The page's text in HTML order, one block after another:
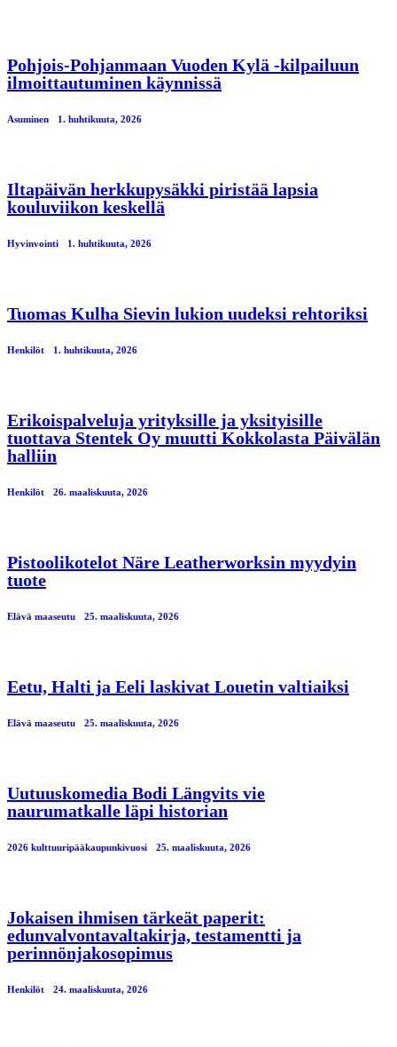
Pohjois-Pohjanmaan Vuoden Kylä -kilpailuun
ilmoittautuminen käynnissä
Asuminen 1. huhtikuuta, 2026
Iltapäivän herkkupysäkki piristää lapsia
kouluviikon keskellä
Hyvinvointi 1. huhtikuuta, 2026
Tuomas Kulha Sievin lukion uudeksi rehtoriksi
Henkilöt 1. huhtikuuta, 2026
Erikoispalveluja yrityksille ja yksityisille
tuottava Stentek Oy muutti Kokkolasta Päivälän
halliin
Henkilöt 26. maaliskuuta, 2026
Pistoolikotelot Näre Leatherworksin myydyin
tuote
Elävä maaseutu 25. maaliskuuta, 2026
Eetu, Halti ja Eeli laskivat Louetin valtiaiksi
Elävä maaseutu 25. maaliskuuta, 2026
Uutuuskomedia Bodi Längvits vie
naurumatkalle läpi historian
2026 kulttuuripääkaupunkivuosi 25. maaliskuuta, 2026
Jokaisen ihmisen tärkeät paperit:
edunvalvontavaltakirja, testamentti ja
perinnönjakosopimus
Henkilöt 24. maaliskuuta, 2026